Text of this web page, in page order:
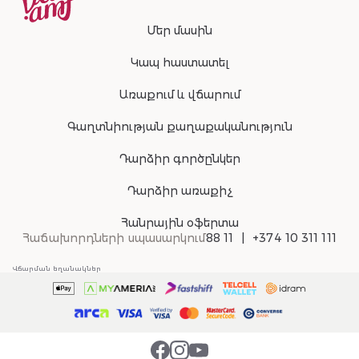
Մեր մասին
Կապ հաստատել
Առաքում և վճարում
Գաղտնիության քաղաքականություն
Դարձիր գործընկեր
Դարձիր առաքիչ
Հանրային օֆերտա
Հաճախորդների սպասարկում88 11 +374 10 311 111
Վճարման եղանակներ